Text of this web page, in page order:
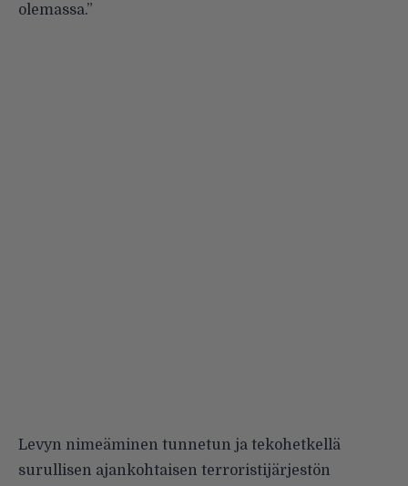
olemassa.”
Levyn nimeäminen tunnetun ja tekohetkellä
surullisen ajankohtaisen terroristijärjestön